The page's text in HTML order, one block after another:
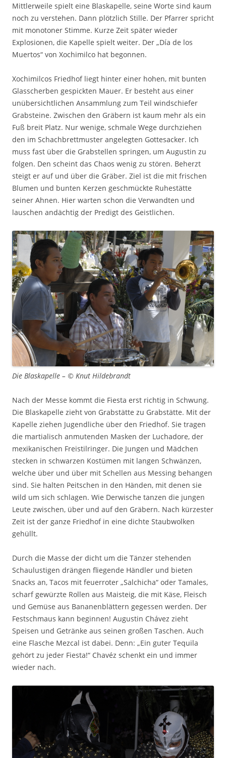
Mittlerweile spielt eine Blaskapelle, seine Worte sind kaum
noch zu verstehen. Dann plötzlich Stille. Der Pfarrer spricht
mit monotoner Stimme. Kurze Zeit später wieder
Explosionen, die Kapelle spielt weiter. Der „Día de los
Muertos“ von Xochimilco hat begonnen.
Xochimilcos Friedhof liegt hinter einer hohen, mit bunten
Glasscherben gespickten Mauer. Er besteht aus einer
unübersichtlichen Ansammlung zum Teil windschiefer
Grabsteine. Zwischen den Gräbern ist kaum mehr als ein
Fuß breit Platz. Nur wenige, schmale Wege durchziehen
den im Schachbrettmuster angelegten Gottesacker. Ich
muss fast über die Grabstellen springen, um Augustin zu
folgen. Den scheint das Chaos wenig zu stören. Beherzt
steigt er auf und über die Gräber. Ziel ist die mit frischen
Blumen und bunten Kerzen geschmückte Ruhestätte
seiner Ahnen. Hier warten schon die Verwandten und
lauschen andächtig der Predigt des Geistlichen.
Die Blaskapelle – © Knut Hildebrandt
Nach der Messe kommt die Fiesta erst richtig in Schwung.
Die Blaskapelle zieht von Grabstätte zu Grabstätte. Mit der
Kapelle ziehen Jugendliche über den Friedhof. Sie tragen
die martialisch anmutenden Masken der Luchadore, der
mexikanischen Freistilringer. Die Jungen und Mädchen
stecken in schwarzen Kostümen mit langen Schwänzen,
welche über und über mit Schellen aus Messing behangen
sind. Sie halten Peitschen in den Händen, mit denen sie
wild um sich schlagen. Wie Derwische tanzen die jungen
Leute zwischen, über und auf den Gräbern. Nach kürzester
Zeit ist der ganze Friedhof in eine dichte Staubwolken
gehüllt.
Durch die Masse der dicht um die Tänzer stehenden
Schaulustigen drängen fliegende Händler und bieten
Snacks an, Tacos mit feuerroter „Salchicha“ oder Tamales,
scharf gewürzte Rollen aus Maisteig, die mit Käse, Fleisch
und Gemüse aus Bananenblättern gegessen werden. Der
Festschmaus kann beginnen! Augustin Chávez zieht
Speisen und Getränke aus seinen großen Taschen. Auch
eine Flasche Mezcal ist dabei. Denn: „Ein guter Tequila
gehört zu jeder Fiesta!“ Chavéz schenkt ein und immer
wieder nach.